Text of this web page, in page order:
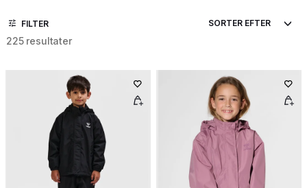
FILTER
225 resultater